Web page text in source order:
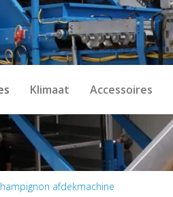
Klimaat Accessoires
afdekmachine